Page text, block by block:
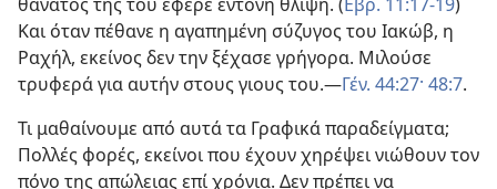
Και όταν πέθανε η αγαπημένη σύζυγος του Ιακώβ, η
Ραχήλ, εκείνος δεν την ξέχασε γρήγορα. Μιλούσε
τρυφερά για αυτήν στους γιους του.—Γέν. 44:27· 48:7.
Τι μαθαίνουμε από αυτά τα Γραφικά παραδείγματα;
Πολλές φορές, εκείνοι που έχουν χηρέψει νιώθουν τον
πόνο της απώλειας επί χρόνια. Δεν πρέπει να